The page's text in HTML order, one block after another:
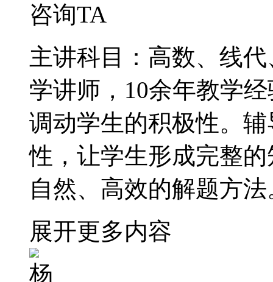
咨询TA
主讲科目：高数、线
学讲师，10余年教学
调动学生的积极性。
性，让学生形成完整
自然、高效的解题方法
展开更多内容